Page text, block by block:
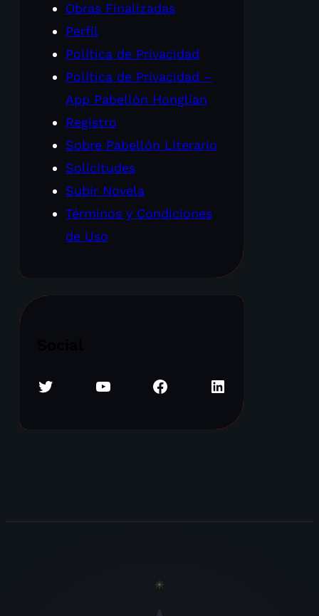
Obras Finalizadas
Perfil
Política de Privacidad
Política de Privacidad –
App Pabellón Honglian
Registro
Sobre Pabellón Literario
Solicitudes
Subir Novela
Términos y Condiciones
de Uso
Twitter YouTube Facebook LinkedIn